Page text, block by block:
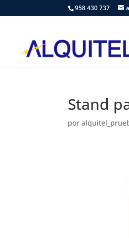
958 430 737
Stand
por